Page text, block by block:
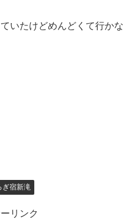
いたけどめんどくて行かな
宿新滝
リンク